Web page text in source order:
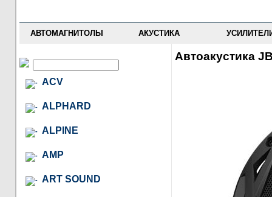
АВТОМАГНИТОЛЫ АКУСТИКА
ACV
ALPHARD
ALPINE
AMP
ART SOUND
Автоакустика